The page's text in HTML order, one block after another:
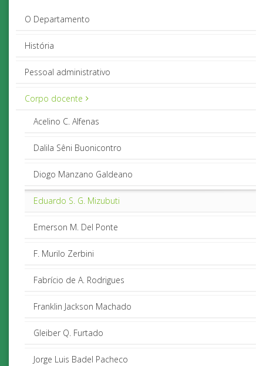
O Departamento
História
Pessoal administrativo
Corpo docente
Acelino C. Alfenas
Dalila Sêni Buonicontro
Diogo Manzano Galdeano
Eduardo S. G. Mizubuti
Emerson M. Del Ponte
F. Murilo Zerbini
Fabrício de A. Rodrigues
Franklin Jackson Machado
Gleiber Q. Furtado
Jorge Luis Badel Pacheco